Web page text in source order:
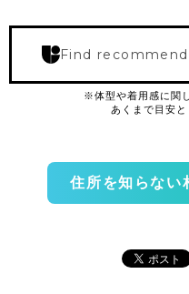
Find
住所を知らない